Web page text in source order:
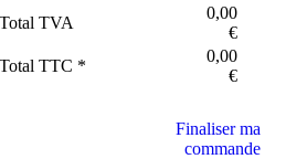
Total TVA
0,00
€
Total TTC *
0,00
€
Finaliser ma
commande